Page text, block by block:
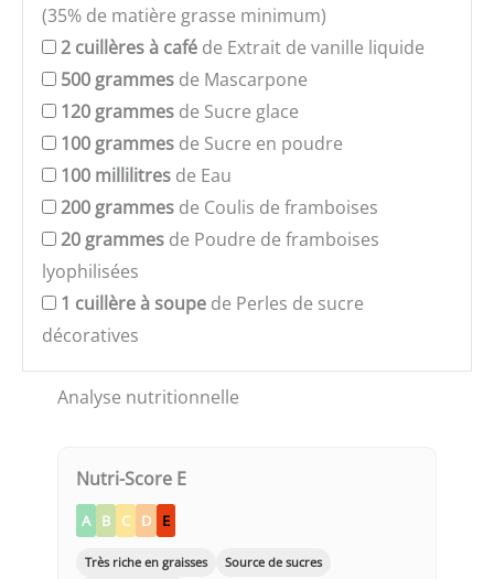
(35% de matière grasse minimum)
2 cuillères à café de Extrait de vanille liquide
500 grammes de Mascarpone
120 grammes de Sucre glace
100 grammes de Sucre en poudre
100 millilitres de Eau
200 grammes de Coulis de framboises
20 grammes de Poudre de framboises
lyophilisées
1 cuillère à soupe de Perles de sucre
décoratives
Analyse nutritionnelle
Nutri-Score E
A B C D E
Très riche en graisses
Source de sucres